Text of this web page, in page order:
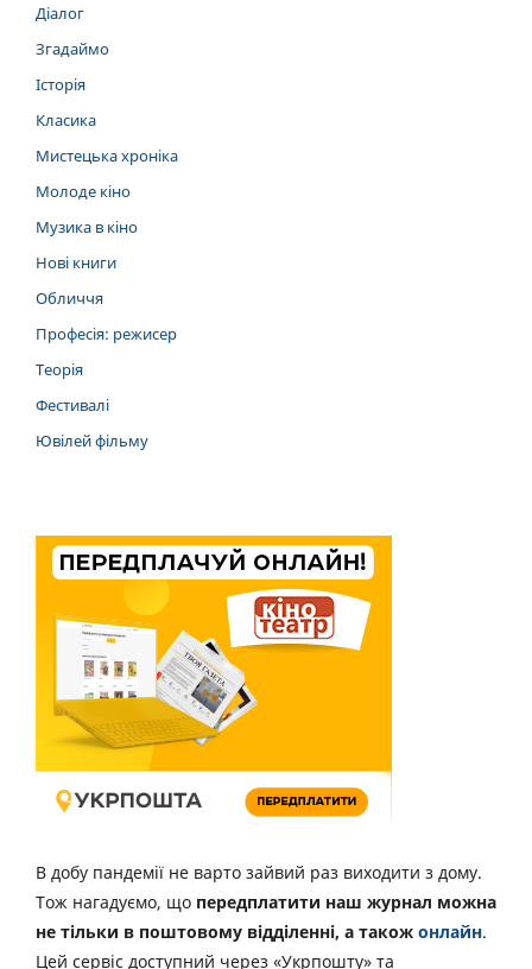
Діалог
Згадаймо
Історія
Класика
Мистецька хроніка
Молоде кіно
Музика в кіно
Нові книги
Обличчя
Професія: режисер
Теорія
Фестивалі
Ювілей фільму
В добу пандемії не варто зайвий раз виходити з дому.
Тож нагадуємо, що передплатити наш журнал можна
не тільки в поштовому відділенні, а також онлайн.
Цей сервіс доступний через «Укрпошту» та